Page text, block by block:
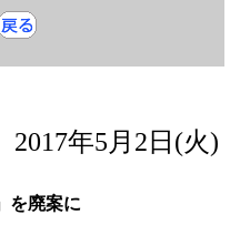
2017年5月2日(火)
を廃案に